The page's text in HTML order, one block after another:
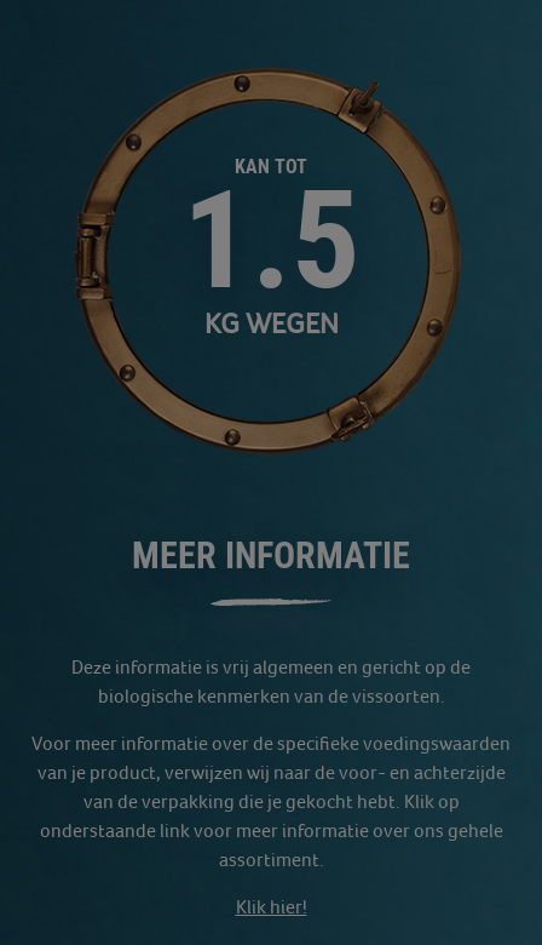
KAN TOT
1.5
KG WEGEN
MEER INFORMATIE
Deze informatie is vrij algemeen en gericht op de
biologische kenmerken van de vissoorten.
Voor meer informatie over de specifieke voedingswaarden
van je product, verwijzen wij naar de voor- en achterzijde
van de verpakking die je gekocht hebt. Klik op
onderstaande link voor meer informatie over ons gehele
assortiment.
Klik hier!